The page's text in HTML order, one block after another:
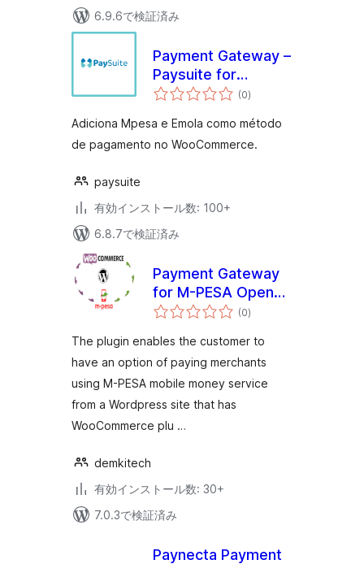
6.9.6で検証済み
Payment Gateway –
Paysuite for
WooCommerce
(0個
の
価
)
Adiciona Mpesa e Emola como método
de pagamento no WooCommerce.
paysuite
有効インストール数: 100+
6.8.7で検証済み
Payment Gateway
for M-PESA Open
API on
(0個
の
価
)
The plugin enables the customer to
have an option of paying merchants
using M-PESA mobile money service
from a Wordpress site that has
WooCommerce plu …
demkitech
有効インストール数: 30+
7.0.3で検証済み
Paynecta Payment